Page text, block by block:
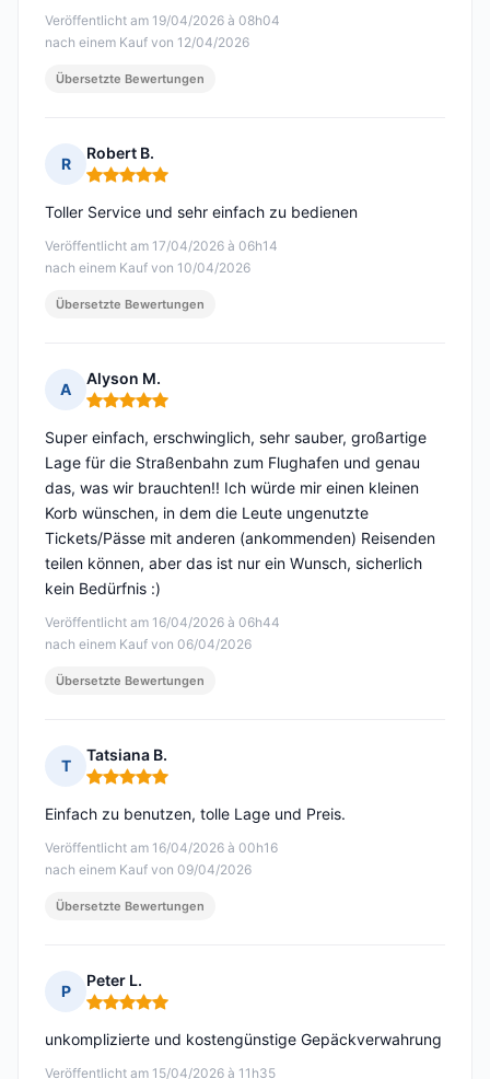
Veröffentlicht am 19/04/2026 à 08h04
nach einem Kauf von 12/04/2026
Übersetzte Bewertungen
R
Robert B.
Hinweis: 5 von 5
Veröffentlicht am 17/04/2026 à 06h14
nach einem Kauf von 10/04/2026
Toller Service und sehr einfach zu bedienen
Übersetzte Bewertungen
A
Alyson M.
Hinweis: 5 von 5
Veröffentlicht am 16/04/2026 à 06h44
nach einem Kauf von 06/04/2026
Super einfach, erschwinglich, sehr sauber, großartige
Lage für die Straßenbahn zum Flughafen und genau
das, was wir brauchten!! Ich würde mir einen kleinen
Korb wünschen, in dem die Leute ungenutzte
Tickets/Pässe mit anderen (ankommenden) Reisenden
teilen können, aber das ist nur ein Wunsch, sicherlich
kein Bedürfnis :)
Übersetzte Bewertungen
T
Tatsiana B.
Hinweis: 5 von 5
Veröffentlicht am 16/04/2026 à 00h16
nach einem Kauf von 09/04/2026
Einfach zu benutzen, tolle Lage und Preis.
Übersetzte Bewertungen
P
Peter L.
Hinweis: 5 von 5
Veröffentlicht am 15/04/2026 à 11h35
unkomplizierte und kostengünstige Gepäckverwahrung